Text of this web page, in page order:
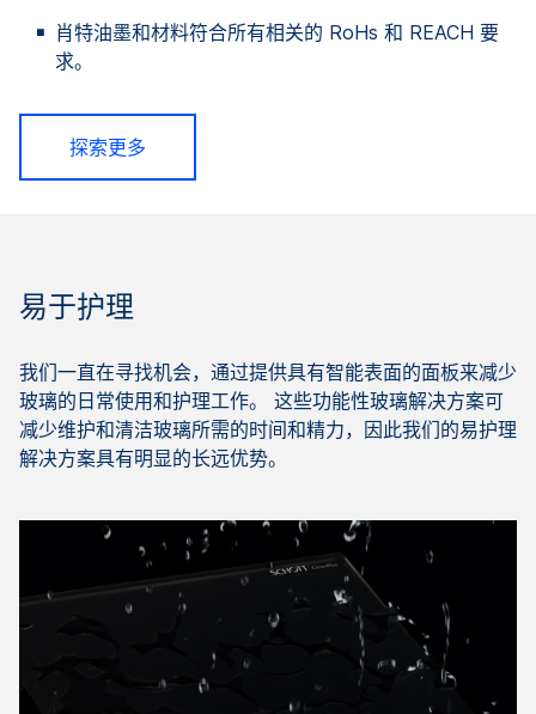
肖特油墨和材料符合所有相关的 RoHs 和 REACH 要
求。
探索更多
易于护理
我们一直在寻找机会，通过提供具有智能表面的面板来减少
玻璃的日常使用和护理工作。 这些功能性玻璃解决方案可
减少维护和清洁玻璃所需的时间和精力，因此我们的易护理
解决方案具有明显的长远优势。